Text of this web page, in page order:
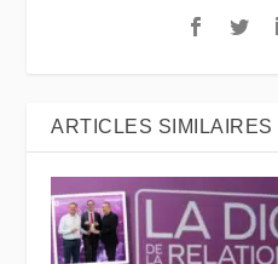
ARTICLES SIMILAIRES